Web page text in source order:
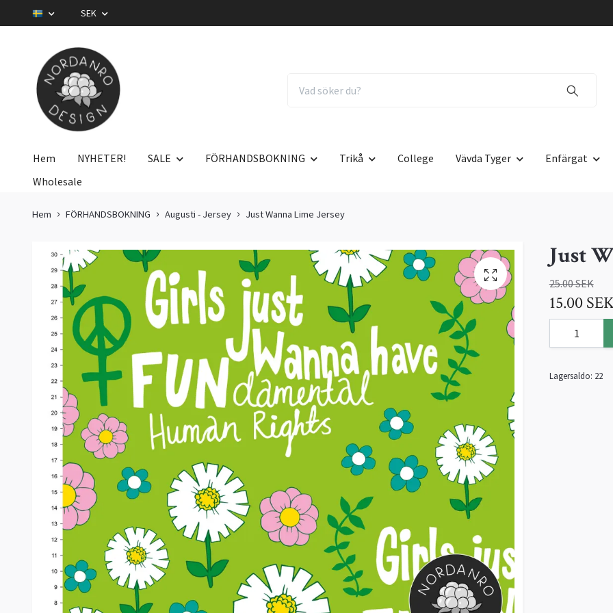
SEK
Hem NYHETER! SALE FÖRHANDSBOKNING Trikå College Vävda Tyger
Enfärgat
Wholesale
Hem FÖRHANDSBOKNING Augusti - Jersey Just Wanna Lime Jersey
Just
25.00 SEK
15.00
Lagersaldo: 22